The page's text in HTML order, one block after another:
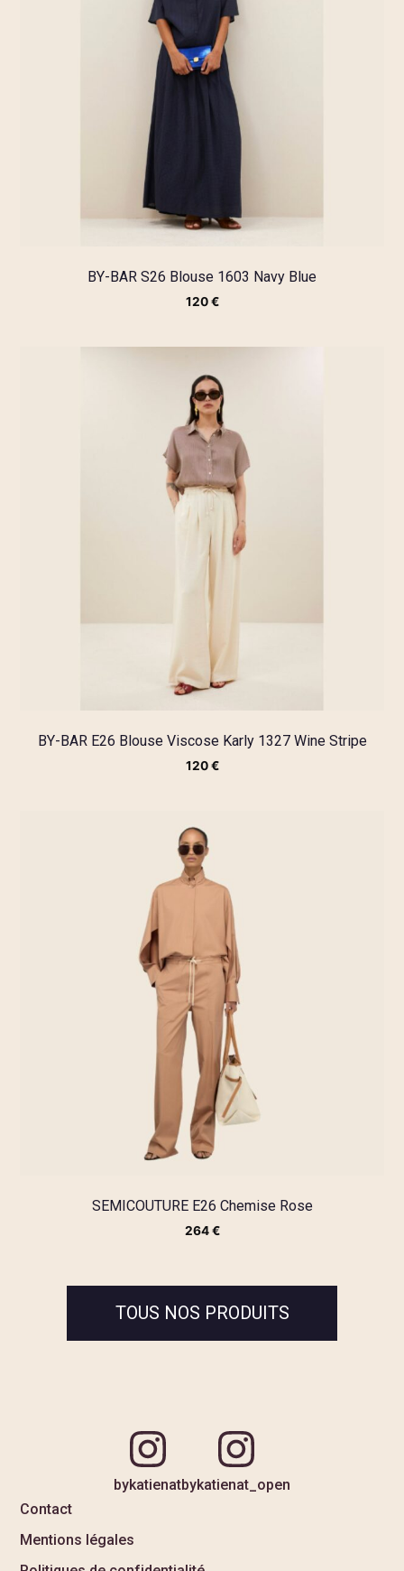
BY-BAR S26 Blouse 1603 Navy Blue
120€
BY-BAR E26 Blouse Viscose Karly 1327 Wine Stripe
120€
SEMICOUTURE E26 Chemise Rose
264€
TOUS NOS PRODUITS
bykatienatbykatienat_open
Contact
Mentions légales